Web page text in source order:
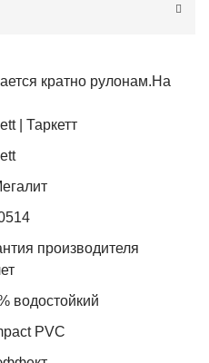
кратно рулонам.На
| Таркетт
производителя
водостойкий
PVC